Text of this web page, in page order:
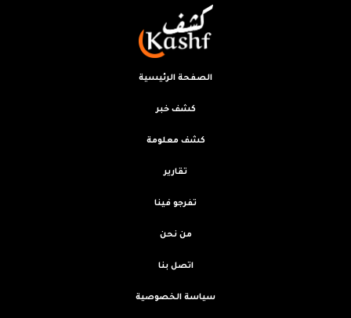
الصفحة الرئيسية
كشف خبر
كشف معلومة
تقارير
تفرجو فينا
من نحن
اتصل بنا
سياسة الخصوصية